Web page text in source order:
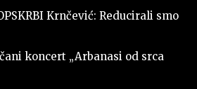
Krnčević: Reducirali smo
koncert „Arbanasi od srca